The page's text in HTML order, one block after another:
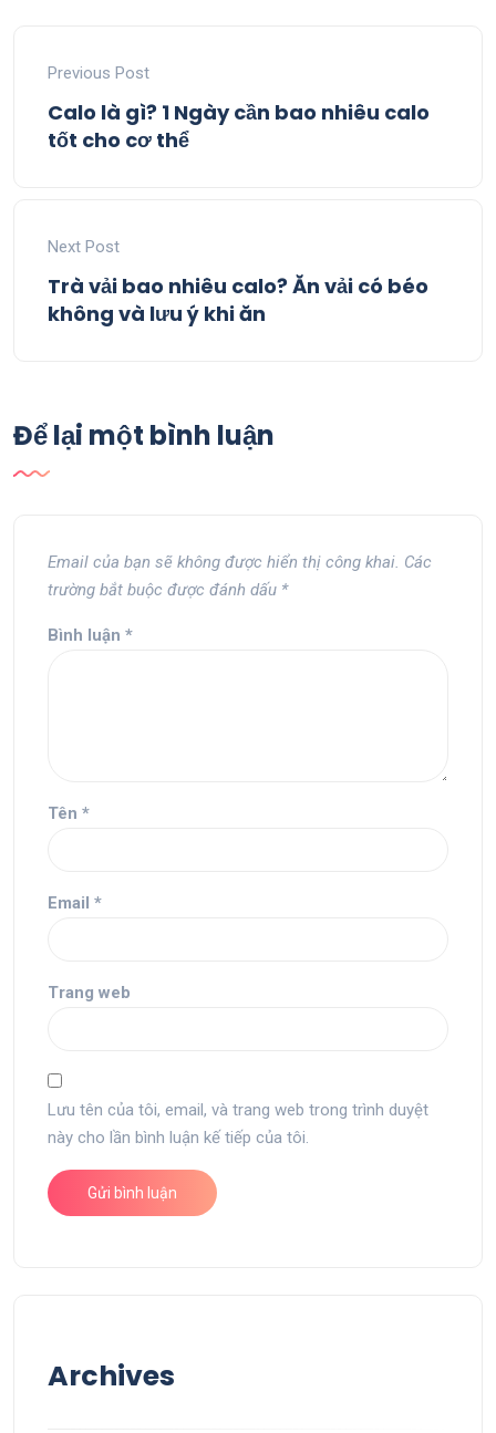
Previous Post
Calo là gì? 1 Ngày cần bao nhiêu calo
tốt cho cơ thể
Next Post
Trà vải bao nhiêu calo? Ăn vải có béo
không và lưu ý khi ăn
Để lại một bình luận
Email của bạn sẽ không được hiển thị công khai. Các
trường bắt buộc được đánh dấu *
Bình luận *
Tên *
Email *
Trang web
Lưu tên của tôi, email, và trang web trong trình duyệt
này cho lần bình luận kế tiếp của tôi.
Archives